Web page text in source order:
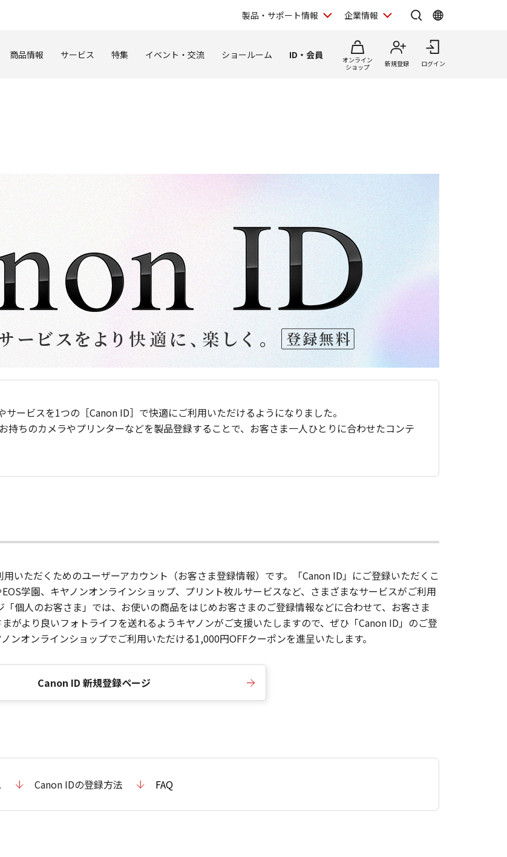
製品・サポート情報 企業情報
商品情報 サービス 特集 イベント・交流 ショールーム ID・会員
オンライン
ショップ
新規登録 ログイン
ービスを1つの［Canon ID］で快適にご利用いただけるようになりました。
持ちのカメラやプリンターなどを製品登録することで、お客さま一人ひとりに合わせたコンテ
いただくためのユーザーアカウント（お客さま登録情報）です。「Canon ID」にご登録いただくこ
学園、キヤノンオンラインショップ、プリント枚ルサービスなど、さまざまなサービスがご利用
個人のお客さま」では、お使いの商品をはじめお客さまのご登録情報などに合わせて、お客さま
がより良いフォトライフを送れるようキヤノンがご支援いたしますので、ぜひ「Canon ID」のご登
ンオンラインショップでご利用いただける1,000円OFFクーポンを進呈いたします。
Canon ID 新規登録ページ
Canon IDの登録方法 FAQ